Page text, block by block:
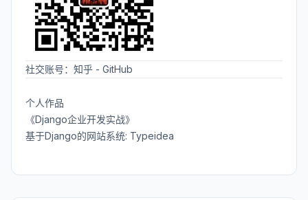
社交账号： 知乎 - GitHub
个人作品
《Django企业开发实战》
基于Django的网站系统: Typeidea